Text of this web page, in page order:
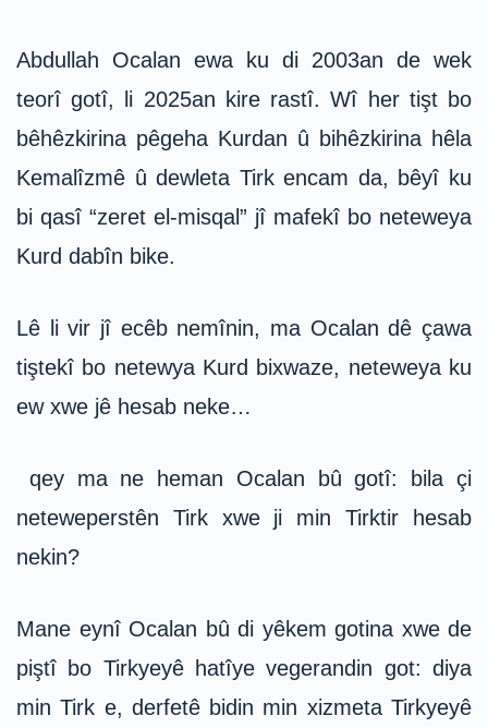
Abdullah Ocalan ewa ku di 2003an de wek
teorî gotî, li 2025an kire rastî. Wî her tişt bo
bêhêzkirina pêgeha Kurdan û bihêzkirina hêla
Kemalîzmê û dewleta Tirk encam da, bêyî ku
bi qasî “zeret el-misqal” jî mafekî bo neteweya
Kurd dabîn bike.
Lê li vir jî ecêb nemînin, ma Ocalan dê çawa
tiştekî bo netewya Kurd bixwaze, neteweya ku
ew xwe jê hesab neke…
qey ma ne heman Ocalan bû gotî: bila çi
neteweperstên Tirk xwe ji min Tirktir hesab
nekin?
Mane eynî Ocalan bû di yêkem gotina xwe de
piştî bo Tirkyeyê hatîye vegerandin got: diya
min Tirk e, derfetê bidin min xizmeta Tirkyeyê